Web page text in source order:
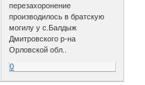
перезахоронение
производилось в братскую
могилу у с.Балдыж
Дмитровского р-на
Орловской обл..
0